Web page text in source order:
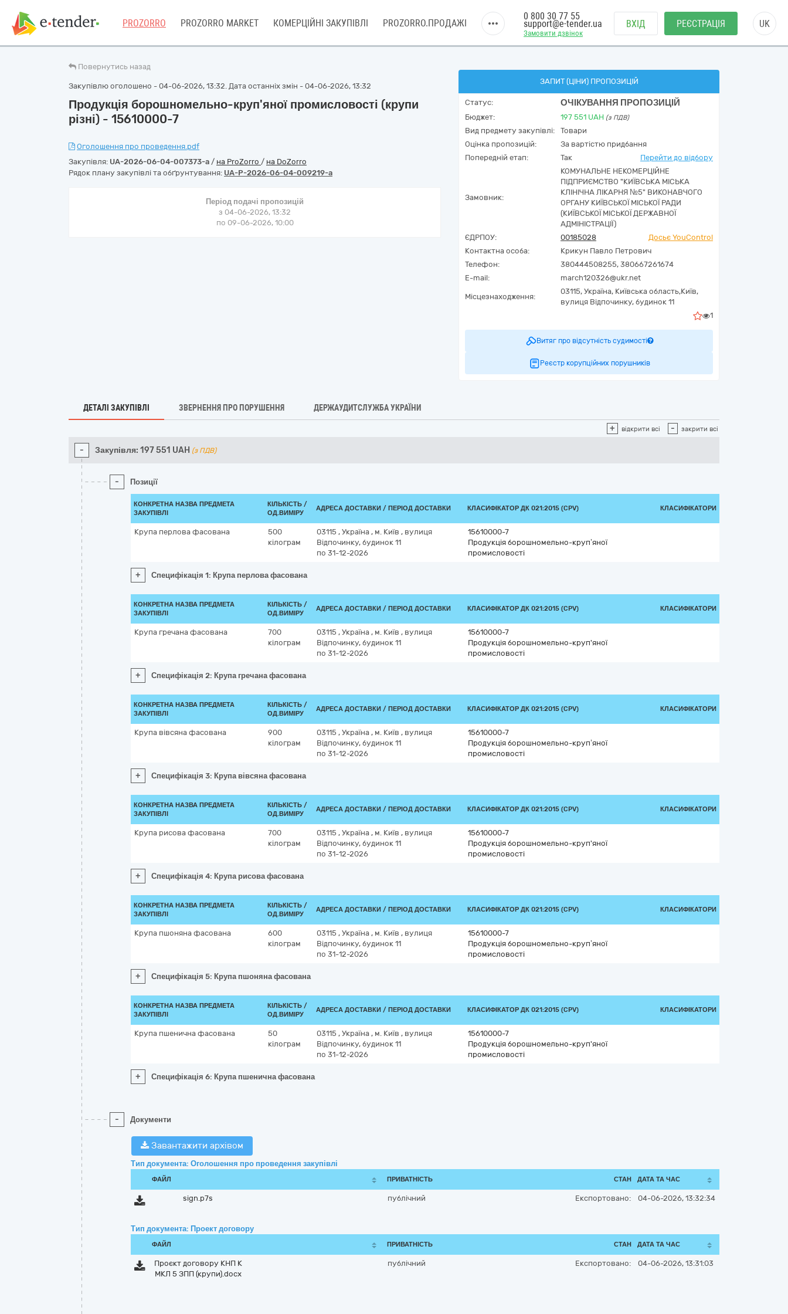
PROZORRO PROZORRO MARKET КОМЕРЦІЙНІ ЗАКУПІВЛІ PROZORRO.ПРОДАЖІ
Замовити дзвінок
0 800 30 77 55
support@e-tender.ua ВХІД РЕЄСТРАЦІЯ UK
Повернутись назад
Закупівлю оголошено - 04-06-2026, 13:32. Дата останніх змін - 04-06-2026, 13:32
Продукція борошномельно-круп'яної промисловості (крупи
різні) - 15610000-7
Оголошення про проведення.pdf
Закупівля: UA-2026-06-04-007373-a / на ProZorro / на DoZorro
Рядок плану закупівлі та обґрунтування: UA-P-2026-06-04-009219-a
Період подачі пропозицій
з 04-06-2026, 13:32
по 09-06-2026, 10:00
ЗАПИТ (ЦІНИ) ПРОПОЗИЦІЙ
Статус: ОЧІКУВАННЯ ПРОПОЗИЦІЙ
Бюджет: 197 551 UAH (з ПДВ)
Вид предмету закупівлі:
Товари
Оцінка пропозицій:
За вартістю придбання
Попередній етап:
Так Перейти до відбору
Замовник:
КОМУНАЛЬНЕ НЕКОМЕРЦІЙНЕ
ПІДПРИЄМСТВО "КИЇВСЬКА МІСЬКА
КЛІНІЧНА ЛІКАРНЯ №5" ВИКОНАВЧОГО
ОРГАНУ КИЇВСЬКОЇ МІСЬКОЇ РАДИ
(КИЇВСЬКОЇ МІСЬКОЇ ДЕРЖАВНОЇ
АДМІНІСТРАЦІЇ)
ЄДРПОУ:
00185028
Досьє YouControl
Контактна особа:
Крикун Павло Петрович
Телефон:
380444508255, 380667261674
E-mail:
march120326@ukr.net
Місцезнаходження:
03115, Україна, Київська область,Київ,
вулиця Відпочинку, будинок 11
1
Витяг про відсутність судимості
Реєстр корупційних порушників
ДЕТАЛІ ЗАКУПІВЛІ ЗВЕРНЕННЯ ПРО ПОРУШЕННЯ ДЕРЖАУДИТСЛУЖБА УКРАЇНИ
+ відкрити всі - закрити всі
- Закупівля: 197 551 UAH (з ПДВ)
- Позиції
КОНКРЕТНА НАЗВА ПРЕДМЕТА
ЗАКУПІВЛІ
КІЛЬКІСТЬ /
ОД.ВИМІРУ
АДРЕСА ДОСТАВКИ / ПЕРІОД ДОСТАВКИ КЛАСИФІКАТОР ДК 021:2015 (CPV) КЛАСИФІКАТОРИ
Крупа перлова фасована
500
кілограм
03115 , Україна , м. Київ , вулиця
Відпочинку, будинок 11
по 31-12-2026
15610000-7
Продукція борошномельно-круп’яної
промисловості
+ Специфікація 1: Крупа перлова фасована
КОНКРЕТНА НАЗВА ПРЕДМЕТА
ЗАКУПІВЛІ
КІЛЬКІСТЬ /
ОД.ВИМІРУ
АДРЕСА ДОСТАВКИ / ПЕРІОД ДОСТАВКИ КЛАСИФІКАТОР ДК 021:2015 (CPV) КЛАСИФІКАТОРИ
Крупа гречана фасована
700
кілограм
03115 , Україна , м. Київ , вулиця
Відпочинку, будинок 11
по 31-12-2026
15610000-7
Продукція борошномельно-круп'яної
промисловості
+ Специфікація 2: Крупа гречана фасована
КОНКРЕТНА НАЗВА ПРЕДМЕТА
ЗАКУПІВЛІ
КІЛЬКІСТЬ /
ОД.ВИМІРУ
АДРЕСА ДОСТАВКИ / ПЕРІОД ДОСТАВКИ КЛАСИФІКАТОР ДК 021:2015 (CPV) КЛАСИФІКАТОРИ
Крупа вівсяна фасована
900
кілограм
03115 , Україна , м. Київ , вулиця
Відпочинку, будинок 11
по 31-12-2026
15610000-7
Продукція борошномельно-круп’яної
промисловості
+ Специфікація 3: Крупа вівсяна фасована
КОНКРЕТНА НАЗВА ПРЕДМЕТА
ЗАКУПІВЛІ
КІЛЬКІСТЬ /
ОД.ВИМІРУ
АДРЕСА ДОСТАВКИ / ПЕРІОД ДОСТАВКИ КЛАСИФІКАТОР ДК 021:2015 (CPV) КЛАСИФІКАТОРИ
Крупа рисова фасована
700
кілограм
03115 , Україна , м. Київ , вулиця
Відпочинку, будинок 11
по 31-12-2026
15610000-7
Продукція борошномельно-круп'яної
промисловості
+ Специфікація 4: Крупа рисова фасована
КОНКРЕТНА НАЗВА ПРЕДМЕТА
ЗАКУПІВЛІ
КІЛЬКІСТЬ /
ОД.ВИМІРУ
АДРЕСА ДОСТАВКИ / ПЕРІОД ДОСТАВКИ КЛАСИФІКАТОР ДК 021:2015 (CPV) КЛАСИФІКАТОРИ
Крупа пшоняна фасована
600
кілограм
03115 , Україна , м. Київ , вулиця
Відпочинку, будинок 11
по 31-12-2026
15610000-7
Продукція борошномельно-круп’яної
промисловості
+ Специфікація 5: Крупа пшоняна фасована
КОНКРЕТНА НАЗВА ПРЕДМЕТА
ЗАКУПІВЛІ
КІЛЬКІСТЬ /
ОД.ВИМІРУ
АДРЕСА ДОСТАВКИ / ПЕРІОД ДОСТАВКИ КЛАСИФІКАТОР ДК 021:2015 (CPV) КЛАСИФІКАТОРИ
Крупа пшенична фасована
50
кілограм
03115 , Україна , м. Київ , вулиця
Відпочинку, будинок 11
по 31-12-2026
15610000-7
Продукція борошномельно-круп'яної
промисловості
+ Специфікація 6: Крупа пшенична фасована
- Документи
Завантажити архівом
Тип документа: Оголошення про проведення закупівлі
ФАЙЛ ПРИВАТНІСТЬ СТАН ДАТА ТА ЧАС
sign.p7s публічний Експортовано: 04-06-2026, 13:32:34
Тип документа: Проект договору
ФАЙЛ ПРИВАТНІСТЬ СТАН ДАТА ТА ЧАС
Проєкт договору КНП К
МКЛ 5 ЗПП (крупи).docx
публічний Експортовано: 04-06-2026, 13:31:03